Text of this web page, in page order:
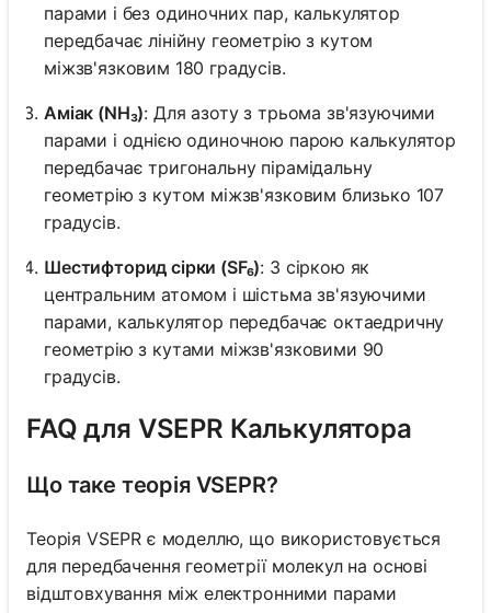
парами і без одиночних пар, калькулятор
передбачає лінійну геометрію з кутом
міжзв'язковим 180 градусів.
Аміак (NH₃): Для азоту з трьома зв'язуючими
парами і однією одиночною парою калькулятор
передбачає тригональну пірамідальну
геометрію з кутом міжзв'язковим близько 107
градусів.
Шестифторид сірки (SF₆): З сіркою як
центральним атомом і шістьма зв'язуючими
парами, калькулятор передбачає октаедричну
геометрію з кутами міжзв'язковими 90
градусів.
FAQ для VSEPR Калькулятора
Що таке теорія VSEPR?
Теорія VSEPR є моделлю, що використовується
для передбачення геометрії молекул на основі
відштовхування між електронними парами